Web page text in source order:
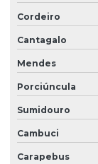
Cordeiro
Cantagalo
Mendes
Porciúncula
Sumidouro
Cambuci
Carapebus